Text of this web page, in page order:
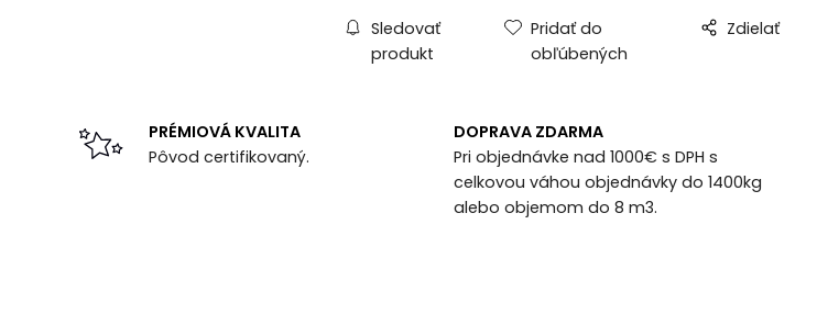
Sledovať
produkt
Pridať do
obľúbených
Zdielať
PRÉMIOVÁ KVALITA
Pôvod certifikovaný.
DOPRAVA ZDARMA
Pri objednávke nad 1000€ s DPH s
celkovou váhou objednávky do 1400kg
alebo objemom do 8 m3.